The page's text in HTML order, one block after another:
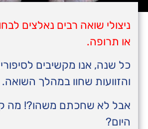
ניצולי שואה רבים נאלצים
או תרופה.
כל שנה, אנו מקשיבים
והזוועות שחוו במהלך השואה.
אבל לא שחכתם משהו?! מה
היום?